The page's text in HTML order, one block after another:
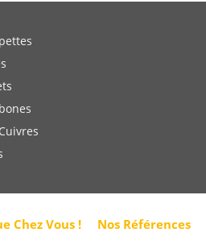
Chez Vous ! Nos Références